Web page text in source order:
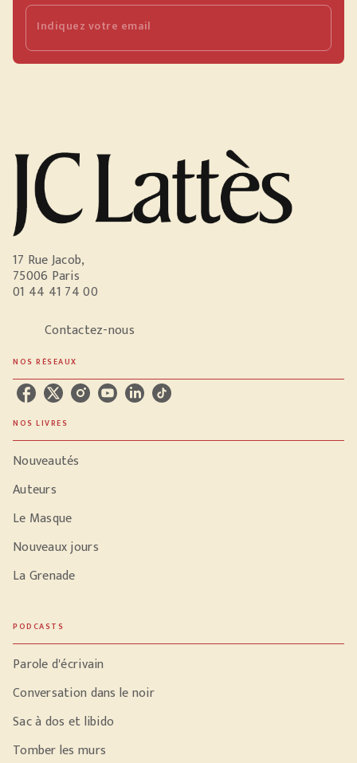
Indiquez votre email
17 Rue Jacob,
75006 Paris
01 44 41 74 00
Contactez-nous
NOS RÉSEAUX
NOS LIVRES
Nouveautés
Auteurs
Le Masque
Nouveaux jours
La Grenade
PODCASTS
Parole d'écrivain
Conversation dans le noir
Sac à dos et libido
Tomber les murs